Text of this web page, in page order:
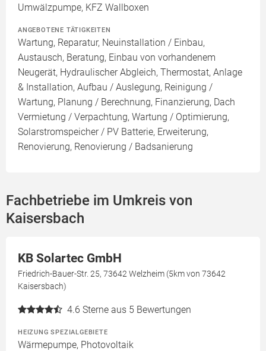
Umwälzpumpe, KFZ Wallboxen
ANGEBOTENE TÄTIGKEITEN
Wartung, Reparatur, Neuinstallation / Einbau,
Austausch, Beratung, Einbau von vorhandenem
Neugerät, Hydraulischer Abgleich, Thermostat, Anlage
& Installation, Aufbau / Auslegung, Reinigung /
Wartung, Planung / Berechnung, Finanzierung, Dach
Vermietung / Verpachtung, Wartung / Optimierung,
Solarstromspeicher / PV Batterie, Erweiterung,
Renovierung, Renovierung / Badsanierung
Fachbetriebe im Umkreis von
Kaisersbach
KB Solartec GmbH
Friedrich-Bauer-Str. 25, 73642 Welzheim (5km von 73642
Kaisersbach)
4.6 Sterne aus 5 Bewertungen
HEIZUNG SPEZIALGEBIETE
Wärmepumpe, Photovoltaik